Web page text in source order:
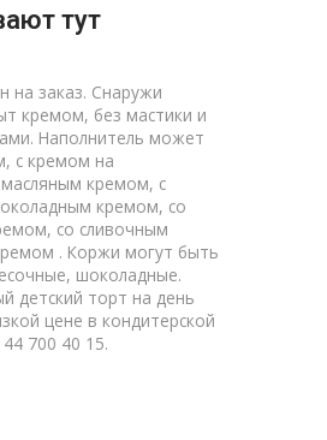
тут
на заказ. Снаружи
кремом, без мастики и
Наполнитель может
с кремом на
масляным кремом, с
кремом, со
со сливочным
. Коржи могут быть
шоколадные.
детский торт на день
цене в кондитерской
700 40 15.